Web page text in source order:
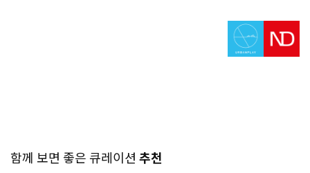
함께 보면 좋은 큐레이션 추천